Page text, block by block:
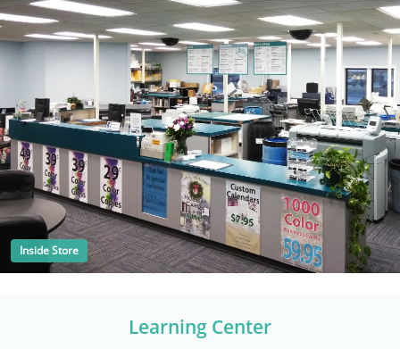
Inside Store
Learning Center